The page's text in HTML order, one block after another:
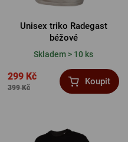
Unisex triko Radegast
béžové
Skladem > 10 ks
399 Kč
299 Kč Koupit